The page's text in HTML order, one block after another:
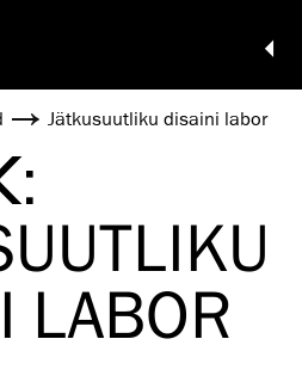
Jätkusuutliku disaini labor
LABOR